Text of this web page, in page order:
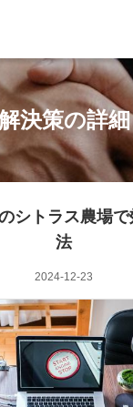
決策の詳細
シトラス農場
法
2024-12-23